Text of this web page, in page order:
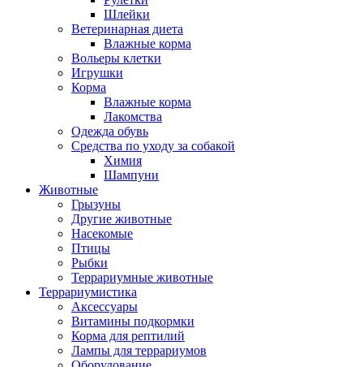
Шлейки
Ветеринарная диета
Влажные корма
Вольеры клетки
Игрушки
Корма
Влажные корма
Лакомства
Одежда обувь
Средства по уходу за собакой
Химия
Шампуни
Животные
Грызуны
Другие животные
Насекомые
Птицы
Рыбки
Террариумные животные
Террариумистика
Аксессуары
Витамины подкормки
Корма для рептилий
Лампы для террариумов